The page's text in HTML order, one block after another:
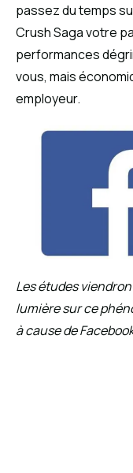
passez du temps
Crush Saga votre
performances
vous, mais
employeur.
Les études
lumière sur ce
à cause de